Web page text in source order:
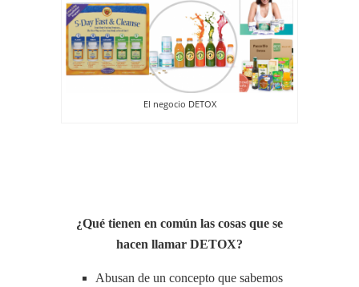
El negocio DETOX
¿Qué tienen en común las cosas que se
hacen llamar DETOX?
Abusan de un concepto que sabemos